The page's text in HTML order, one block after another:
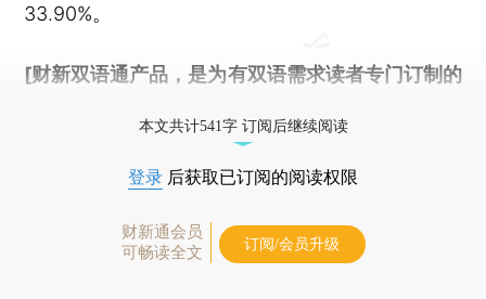
33.90%。
[财新双语通产品，是为有双语需求读者专门订制的
本文共计541字 订阅后继续阅读
登录 后获取已订阅的阅读权限
财新通会员
可畅读全文
订阅/会员升级